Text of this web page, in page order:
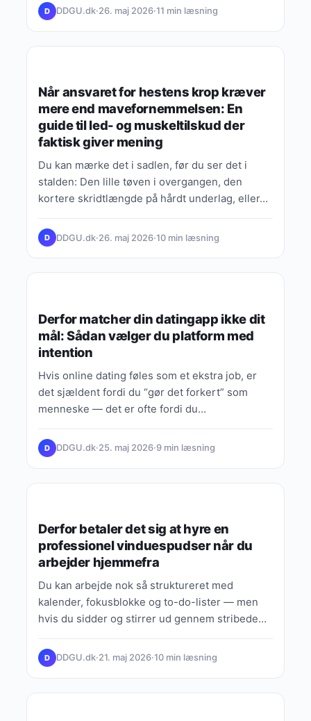
D DDGU.dk·26. maj 2026·11 min læsning
Når ansvaret for hestens krop kræver
mere end mavefornemmelsen: En
guide til led- og muskeltilskud der
faktisk giver mening
Du kan mærke det i sadlen, før du ser det i
stalden: Den lille tøven i overgangen, den
kortere skridtlængde på hårdt underlag, eller…
D DDGU.dk·26. maj 2026·10 min læsning
Derfor matcher din datingapp ikke dit
mål: Sådan vælger du platform med
intention
Hvis online dating føles som et ekstra job, er
det sjældent fordi du “gør det forkert” som
menneske — det er ofte fordi du…
D DDGU.dk·25. maj 2026·9 min læsning
Derfor betaler det sig at hyre en
professionel vinduespudser når du
arbejder hjemmefra
Du kan arbejde nok så struktureret med
kalender, fokusblokke og to-do-lister — men
hvis du sidder og stirrer ud gennem stribede
D DDGU.dk·21. maj 2026·10 min læsning